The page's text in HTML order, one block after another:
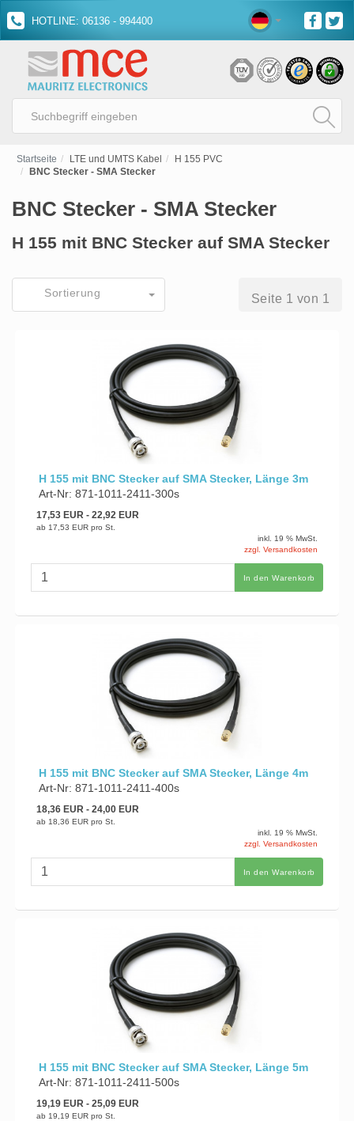
HOTLINE: 06136 - 994400
Startseite LTE und UMTS Kabel
H 155 PVC
BNC Stecker - SMA Stecker
BNC Stecker - SMA Stecker
H 155 mit BNC Stecker auf SMA Stecker
Sortierung Seite 1 von 1
H 155 mit BNC Stecker auf SMA Stecker, Länge 3m
Art-Nr: 871-1011-2411-300s
17,53 EUR- 22,92 EUR
ab 17,53 EUR pro St.
inkl. 19 % MwSt.
zzgl. Versandkosten
In den Warenkorb
H 155 mit BNC Stecker auf SMA Stecker, Länge 4m
Art-Nr: 871-1011-2411-400s
18,36 EUR- 24,00 EUR
ab 18,36 EUR pro St.
inkl. 19 % MwSt.
zzgl. Versandkosten
In den Warenkorb
H 155 mit BNC Stecker auf SMA Stecker, Länge 5m
Art-Nr: 871-1011-2411-500s
19,19 EUR- 25,09 EUR
ab 19,19 EUR pro St.